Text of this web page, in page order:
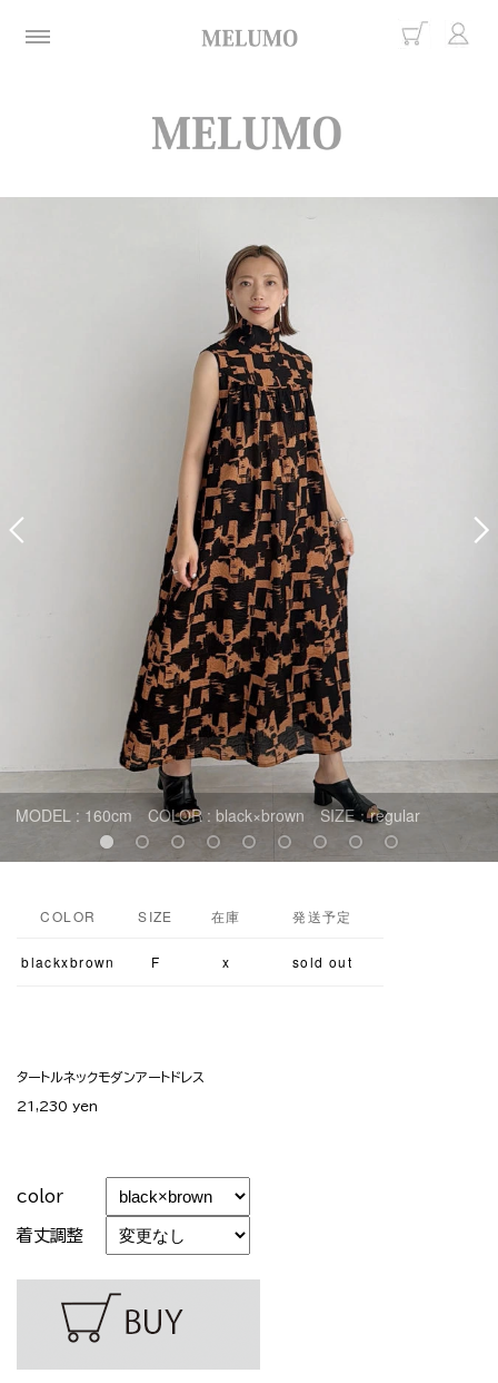
MODEL : 160cm COLOR : black×brown SIZE：regular
COLOR SIZE 在庫 発送予定
blackxbrown F x sold out
タートルネックモダンアートドレス
21,230 yen
color
着丈調整